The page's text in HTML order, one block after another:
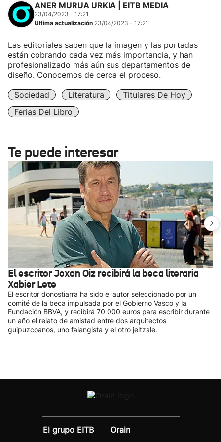
ANER MURUA URKIA | EITB MEDIA
23/04/2023 - 17:21
Última actualización 23/04/2023 - 17:21
Las editoriales saben que la imagen y las portadas
están cobrando cada vez más importancia, y han
profesionalizado más aún sus departamentos de
diseño. Conocemos de cerca el proceso.
Sociedad Literatura
Titulares De Hoy
Ferias Del Libro
Te puede interesar
El escritor Joxan Oiz recibirá la beca literaria
Xabier Lete
El escritor donostiarra ha sido el autor seleccionado por un
comité de la beca impulsada por el Gobierno Vasco y la
Fundación BBVA, y recibirá 70 000 euros para escribir durante
un año el relato de amistad entre dos arquitectos
guipuzcoanos, uno falangista y el otro jeltzale.
El grupo EITB
Orain